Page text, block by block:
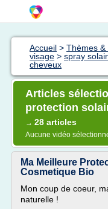
Accueil > Thèmes
visage > spray
cheveux
Articles
protection
→ 28 articles
Aucune vidéo
Ma Meilleure
Cosmetique Bio
Mon coup de coeur,
naturelle !